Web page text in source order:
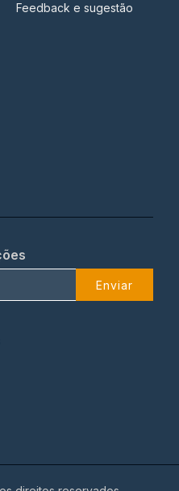
Feedback e sugestão
Enviar